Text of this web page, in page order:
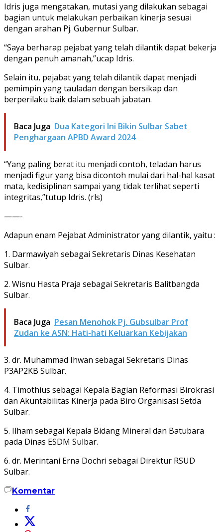
Idris juga mengatakan, mutasi yang dilakukan sebagai
bagian untuk melakukan perbaikan kinerja sesuai
dengan arahan Pj. Gubernur Sulbar.
“Saya berharap pejabat yang telah dilantik dapat bekerja
dengan penuh amanah,”ucap Idris.
Selain itu, pejabat yang telah dilantik dapat menjadi
pemimpin yang tauladan dengan bersikap dan
berperilaku baik dalam sebuah jabatan.
Baca Juga Dua Kategori Ini Bikin Sulbar Sabet
Penghargaan APBD Award 2024
“Yang paling berat itu menjadi contoh, teladan harus
menjadi figur yang bisa dicontoh mulai dari hal-hal kasat
mata, kedisiplinan sampai yang tidak terlihat seperti
integritas,”tutup Idris. (rls)
——-
Adapun enam Pejabat Administrator yang dilantik, yaitu :
1. Darmawiyah sebagai Sekretaris Dinas Kesehatan
Sulbar.
2. Wisnu Hasta Praja sebagai Sekretaris Balitbangda
Sulbar.
Baca Juga Pesan Menohok Pj. Gubsulbar Prof
Zudan ke ASN: Hati-hati Keluarkan Kebijakan
3. dr. Muhammad Ihwan sebagai Sekretaris Dinas
P3AP2KB Sulbar.
4. Timothius sebagai Kepala Bagian Reformasi Birokrasi
dan Akuntabilitas Kinerja pada Biro Organisasi Setda
Sulbar.
5. Ilham sebagai Kepala Bidang Mineral dan Batubara
pada Dinas ESDM Sulbar.
6. dr. Merintani Erna Dochri sebagai Direktur RSUD
Sulbar.
Komentar